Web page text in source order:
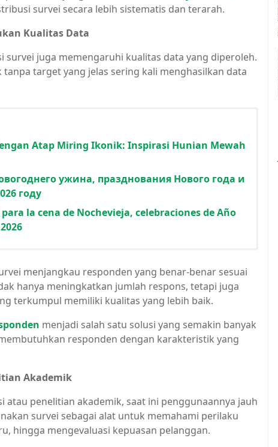
survei secara lebih sistematis dan terarah.
Kualitas Data
survei juga memengaruhi kualitas data yang diperoleh.
target yang jelas sering kali menghasilkan data
Atap Miring Ikonik: Inspirasi Hunian Mewah
ужина, празднования Нового года и
году
la cena de Nochevieja, celebraciones de Año
menjangkau responden yang benar-benar sesuai
hanya meningkatkan jumlah respons, tetapi juga
terkumpul memiliki kualitas yang lebih baik.
menjadi salah satu solusi yang semakin banyak
responden dengan karakteristik yang
Akademik
atau penelitian akademik, saat ini penggunaannya jauh
survei sebagai alat untuk memahami perilaku
hingga mengevaluasi kepuasan pelanggan.